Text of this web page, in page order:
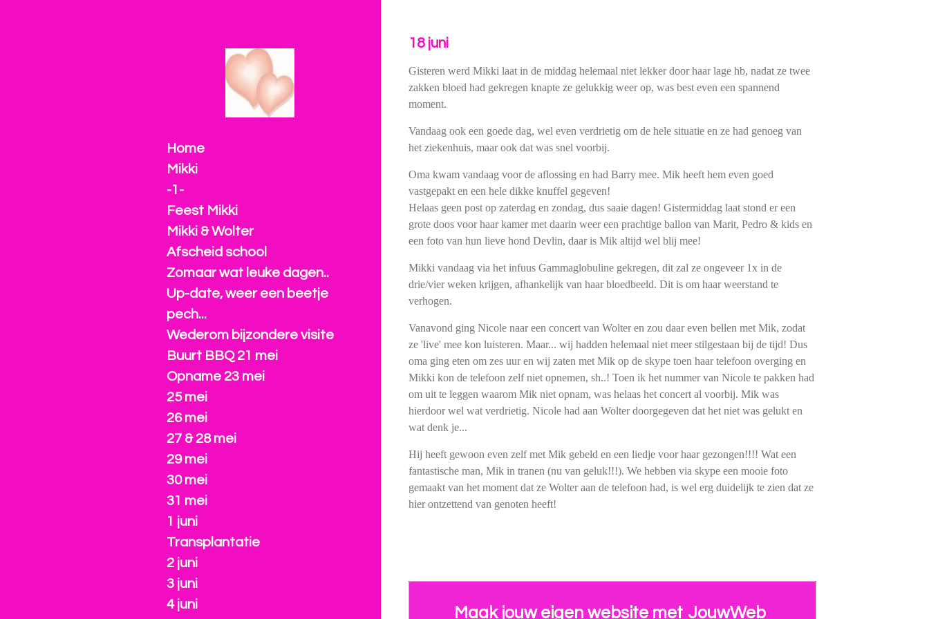
18 juni
Gisteren werd Mikki laat in de middag helemaal niet lekker door haar lage hb, nadat ze twee
zakken bloed had gekregen knapte ze gelukkig weer op, was best even een spannend
moment.
Vandaag ook een goede dag, wel even verdrietig om de hele situatie en ze had genoeg van
het ziekenhuis, maar ook dat was snel voorbij.
Oma kwam vandaag voor de aflossing en had Barry mee. Mik heeft hem even goed
vastgepakt en een hele dikke knuffel gegeven!
Helaas geen post op zaterdag en zondag, dus saaie dagen! Gistermiddag laat stond er een
grote doos voor haar kamer met daarin weer een prachtige ballon van Marit, Pedro & kids en
een foto van hun lieve hond Devlin, daar is Mik altijd wel blij mee!
Mikki vandaag via het infuus Gammaglobuline gekregen, dit zal ze ongeveer 1x in de
drie/vier weken krijgen, afhankelijk van haar bloedbeeld. Dit is om haar weerstand te
verhogen.
Vanavond ging Nicole naar een concert van Wolter en zou daar even bellen met Mik, zodat
ze 'live' mee kon luisteren. Maar... wij hadden helemaal niet meer stilgestaan bij de tijd! Dus
oma ging eten om zes uur en wij zaten met Mik op de skype toen haar telefoon overging en
Mikki kon de telefoon zelf niet opnemen, sh..! Toen ik het nummer van Nicole te pakken had
om uit te leggen waarom Mik niet opnam, was helaas het concert al voorbij. Mik was
hierdoor wel wat verdrietig. Nicole had aan Wolter doorgegeven dat het niet was gelukt en
wat denk je...
Hij heeft gewoon even zelf met Mik gebeld en een liedje voor haar gezongen!!!! Wat een
fantastische man, Mik in tranen (nu van geluk!!!). We hebben via skype een mooie foto
gemaakt van het moment dat ze Wolter aan de telefoon had, is wel erg duidelijk te zien dat ze
hier ontzettend van genoten heeft!
Maak jouw eigen website met JouwWeb
Home
Mikki
-1-
Feest Mikki
Mikki & Wolter
Afscheid school
Zomaar wat leuke dagen..
Up-date, weer een beetje
pech...
Wederom bijzondere visite
Buurt BBQ 21 mei
Opname 23 mei
25 mei
26 mei
27 & 28 mei
29 mei
30 mei
31 mei
1 juni
Transplantatie
2 juni
3 juni
4 juni